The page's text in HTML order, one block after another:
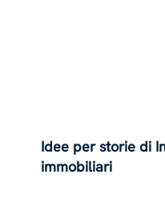
Idee per storie di
immobiliari